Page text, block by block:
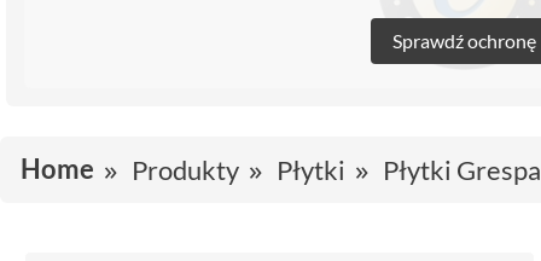
Sprawdź ochronę
Home Produkty Płytki Płytki